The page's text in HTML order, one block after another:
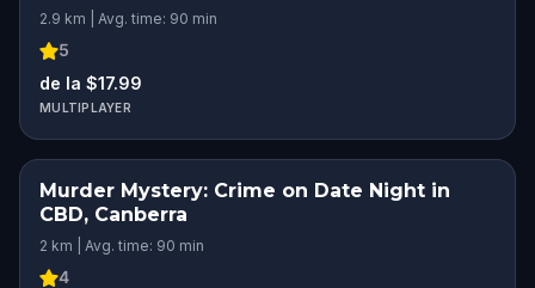
2.9 km | Avg. time: 90 min
5
de la $17.99
MULTIPLAYER
Murder Mystery: Crime on Date Night in
CBD, Canberra
2 km | Avg. time: 90 min
4